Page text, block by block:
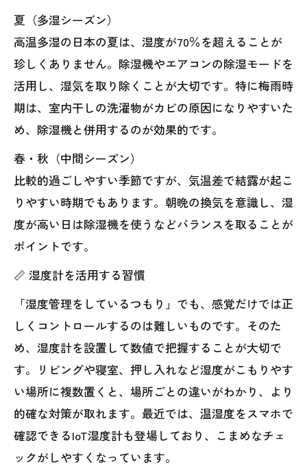
夏（多湿シーズン）
高温多湿の日本の夏は、湿度が70％を超えることが
珍しくありません。除湿機やエアコンの除湿モードを
活用し、湿気を取り除くことが大切です。特に梅雨時
期は、室内干しの洗濯物がカビの原因になりやすいた
め、除湿機と併用するのが効果的です。
春・秋（中間シーズン）
比較的過ごしやすい季節ですが、気温差で結露が起こ
りやすい時期でもあります。朝晩の換気を意識し、湿
度が高い日は除湿機を使うなどバランスを取ることが
ポイントです。
📏 湿度計を活用する習慣
「湿度管理をしているつもり」でも、感覚だけでは正
しくコントロールするのは難しいものです。そのた
め、湿度計を設置して数値で把握することが大切で
す。リビングや寝室、押し入れなど湿度がこもりやす
い場所に複数置くと、場所ごとの違いがわかり、より
的確な対策が取れます。最近では、温湿度をスマホで
確認できるIoT湿度計も登場しており、こまめなチェ
ックがしやすくなっています。